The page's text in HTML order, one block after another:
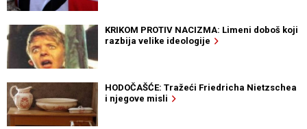
KRIKOM PROTIV NACIZMA: Limeni doboš koji
razbija velike ideologije
HODOČAŠĆE: Tražeći Friedricha Nietzschea
i njegove misli